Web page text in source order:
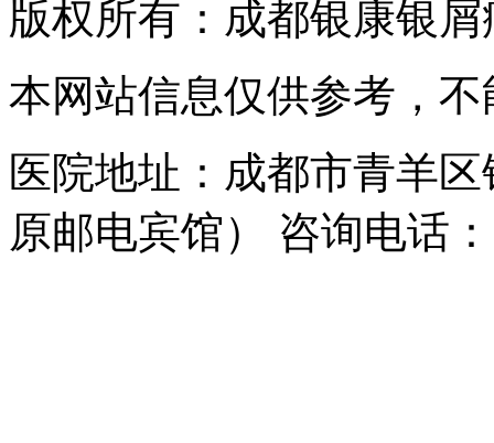
版权所有：成都银康银
本网站信息仅供参考，
医院地址：成都市青羊
原邮电宾馆） 咨询电话